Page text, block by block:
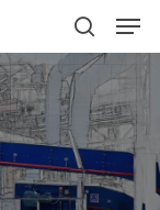
search